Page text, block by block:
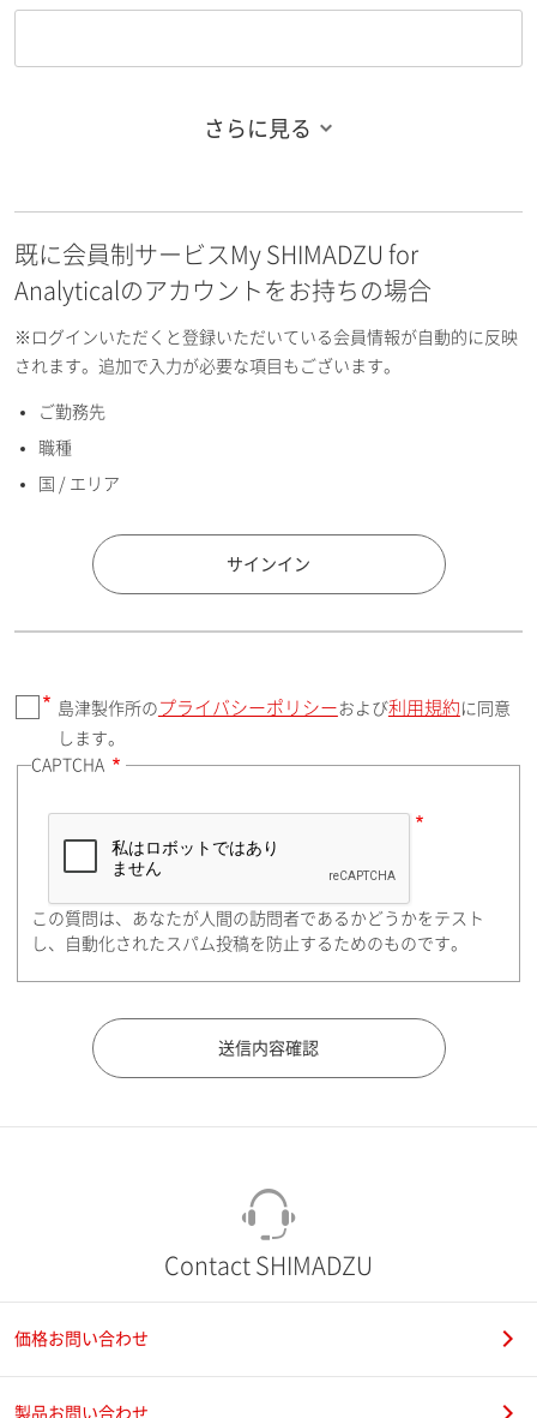
お名前フリガナ（名）
E-mailアドレス（半角英数）
国 / エリア
郵便番号（勤務先）
住所検索
都道府県（勤務先）
さらに見る
既に会員制サービスMy SHIMADZU for
Analyticalのアカウントをお持ちの場合
※ログインいただくと登録いただいている会員情報が自動的に反映
されます。追加で入力が必要な項目もございます。
ご勤務先
職種
国 / エリア
サインイン
島津製作所の プライバシーポリシー および利用規約 に同意
します。
CAPTCHA
この質問は、あなたが人間の訪問者であるかどうかをテスト
し、自動化されたスパム投稿を防止するためのものです。
Contact SHIMADZU
価格お問い合わせ
製品お問い合わせ